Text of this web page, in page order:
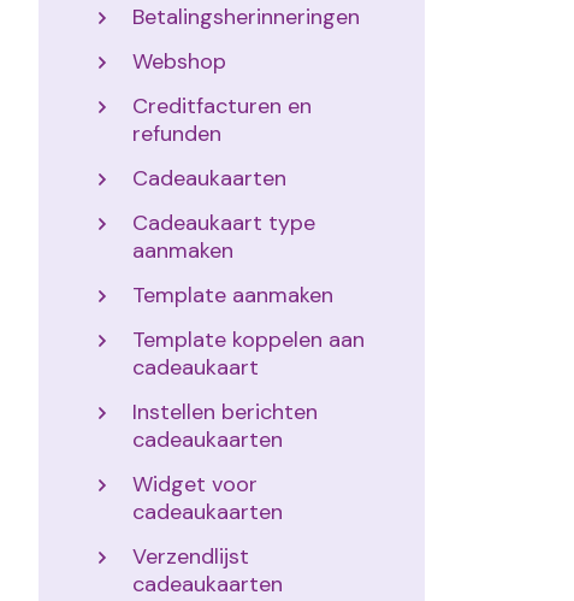
Betalingsherinneringen
Webshop
Creditfacturen en
refunden
Cadeaukaarten
Cadeaukaart type
aanmaken
Template aanmaken
Template koppelen aan
cadeaukaart
Instellen berichten
cadeaukaarten
Widget voor
cadeaukaarten
Verzendlijst
cadeaukaarten